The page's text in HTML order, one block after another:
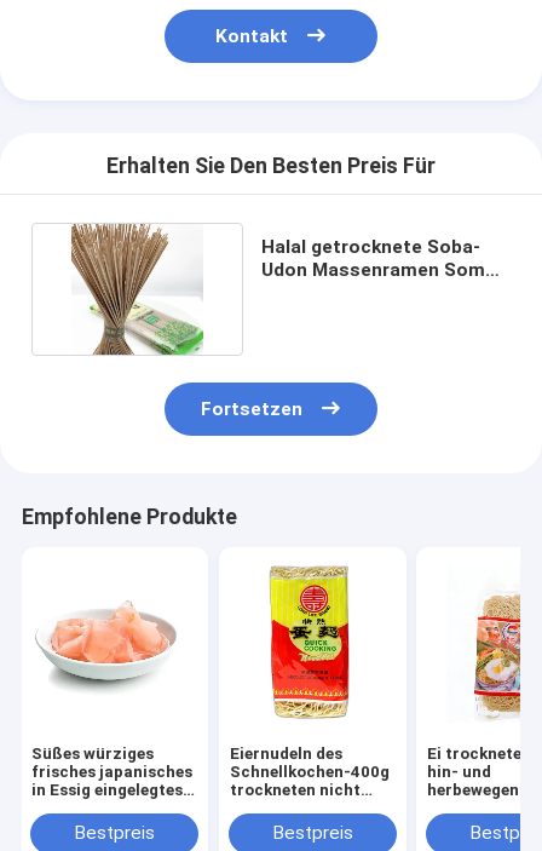
Kontakt
Erhalten Sie Den Besten Preis Für
Halal getrocknete Soba-
Udon Massenramen Somen
Fortsetzen
Empfohlene Produkte
Süßes würziges
frisches japanisches
in Essig eingelegtes
Strip For-Sushi-
Produkt
Bestpreis
Eiernudeln des
Schnellkochen-400g
trockneten nicht
Bestpreis
Ei trocknete
hin- und
herbewegende
sofortige
400g sperrig